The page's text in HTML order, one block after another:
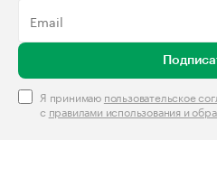
Я принимаю пользовательское
с правилами использования и